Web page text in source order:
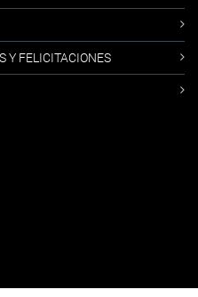
Y FELICITACIONES